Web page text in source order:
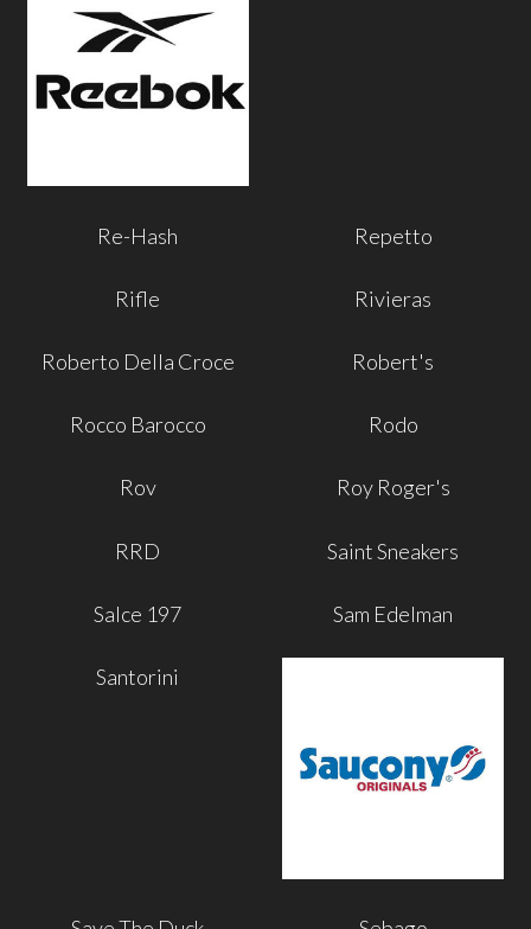
Re-Hash Repetto
Rifle Rivieras
Roberto Della Croce Robert's
Rocco Barocco Rodo
Rov Roy Roger's
RRD Saint Sneakers
Salce 197 Sam Edelman
Santorini